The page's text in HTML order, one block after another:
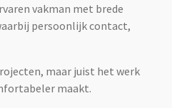
vakman met brede
persoonlijk contact,
maar juist het werk
maakt.